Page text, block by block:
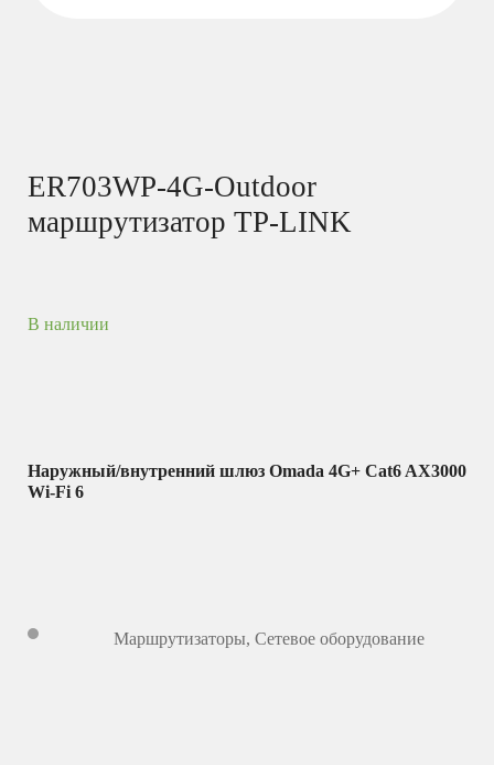
ER703WP-4G-Outdoor
маршрутизатор TP-LINK
В наличии
Наружный/внутренний шлюз Omada 4G+ Cat6 AX3000
Wi-Fi 6
Маршрутизаторы, Сетевое оборудование